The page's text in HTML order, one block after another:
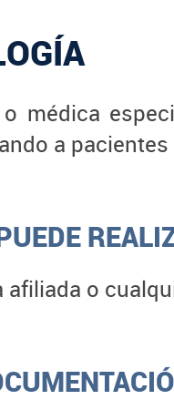
médica
a
afiliada o